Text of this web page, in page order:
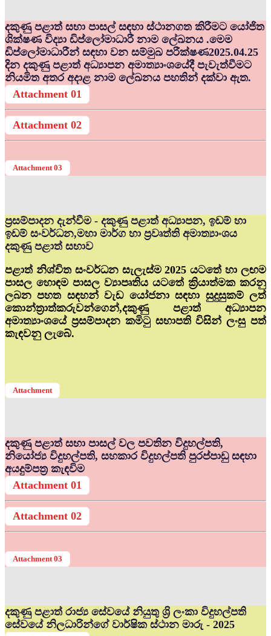
දකුණු පළාත් සභා පාසල් සඳහා ස්ථානගත කිරීමට යෝජිත
ශික්ෂණ විද්‍යා ඩිප්ලෝමාධාරී නාම ලේඛනය .මෙම
ඩිප්ලෝමාධාරීන් සඳහා වන සම්මුඛ පරීක්ෂණ2025.04.25
දින දකුණු පළාත් අධ්‍යාපන අමාත්‍යාංශයේදී පැවැත්වීමට
නියමිත අතර අදාළ නාම ලේඛනය පහතින් දක්වා ඇත.
Attachment 01
Attachment 02
Attachment 03
ප්‍රසම්පාදන දැන්වීම - දකුණු පළාත් අධ්‍යාපන, ඉඩම් හා
ඉඩම් සංවර්ධන,මහා මාර්ග හා ප්‍රවෘත්ති අමාත්‍යාංශය
දකුණු පළාත් සභාව
පළාත් නිශ්චිත සංවර්ධන සැලැස්ම 2025 යටතේ හා ලඟම
පාසල හොඳම පාසල ව්‍යාපෘතිය යටතේ ක්‍රියාත්මක කරනු
ලබන පහත සඳහන් වැඩ යෝජනා සඳහා සුදුසුකම් ලත්
කොන්ත්‍රාත්කරුවන්ගෙන්,දකුණු පළාත් අධ්‍යාපන
අමාත්‍යාංශයේ ප්‍රසම්පාදන කමිටු සභාපති විසින් ලංසු පත්
කැඳවනු ලැබේ.
Attachment
දකුණු පළාත් සභා පාසල් වල පවතින විදුහල්පති,
නියෝජ්‍ය විදුහල්පති, සහකාර විදුහල්පති පුරප්පාඩු සඳහා
අයදුම්පත්‍ර කැඳවිම
Attachment 01
Attachment 02
Attachment 03
දකුණු පළාත් රාජ්‍ය සේවයේ නියුතු ශ්‍රි ලංකා විදුහල්පති
සේවයේ නිලධාරින්ගේ වාර්ෂික ස්ථාන මාරු - 2025